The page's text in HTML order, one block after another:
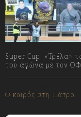
Super Cup: «Τρέλα»
του αγώνα με τον
Ο καιρός στη Πάτρα